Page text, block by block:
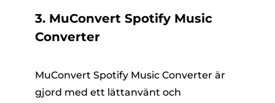
3. MuConvert Spotify Music
Converter
MuConvert Spotify Music Converter är
gjord med ett lättanvänt och